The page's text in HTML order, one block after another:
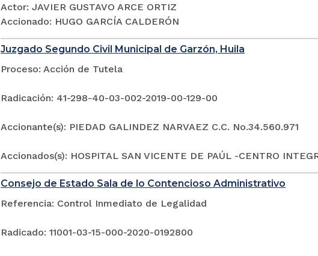
Actor: JAVIER GUSTAVO ARCE ORTIZ
Accionado: HUGO GARCÍA CALDERÓN
Juzgado Segundo Civil Municipal de Garzón, Huila
Proceso: Acción de Tutela
Radicación: 41-298-40-03-002-2019-00-129-00
Accionante(s): PIEDAD GALINDEZ NARVAEZ C.C. No.34.560.971
Accionados(s): HOSPITAL SAN VICENTE DE PAÚL -CENTRO
Consejo de Estado Sala de lo Contencioso Administrativo
Referencia: Control Inmediato de Legalidad
Radicado: 11001-03-15-000-2020-0192800